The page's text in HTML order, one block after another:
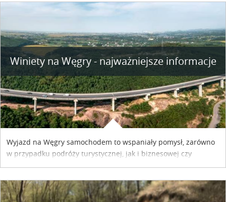
Winiety na Węgry - najważniejsze informacje
Wyjazd na Węgry samochodem to wspaniały pomysł, zarówno
w przypadku podróży turystycznej, jak i biznesowej czy
służbowej. Pamiętać tylko trzeba o wykupieniu winiety, co
współpracy reklamowej z Hungary Vignette.